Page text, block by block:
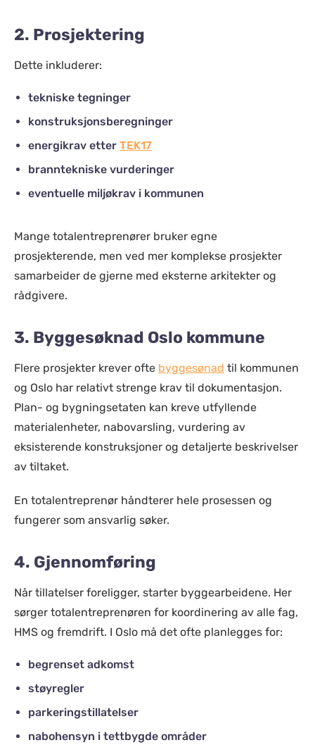
2. Prosjektering
Dette inkluderer:
tekniske tegninger
konstruksjonsberegninger
energikrav etter TEK17
branntekniske vurderinger
eventuelle miljøkrav i kommunen
Mange totalentreprenører bruker egne
prosjekterende, men ved mer komplekse prosjekter
samarbeider de gjerne med eksterne arkitekter og
rådgivere.
3. Byggesøknad Oslo kommune
Flere prosjekter krever ofte byggesønad til kommunen
og Oslo har relativt strenge krav til dokumentasjon.
Plan- og bygningsetaten kan kreve utfyllende
materialenheter, nabovarsling, vurdering av
eksisterende konstruksjoner og detaljerte beskrivelser
av tiltaket.
En totalentreprenør håndterer hele prosessen og
fungerer som ansvarlig søker.
4. Gjennomføring
Når tillatelser foreligger, starter byggearbeidene. Her
sørger totalentreprenøren for koordinering av alle fag,
HMS og fremdrift. I Oslo må det ofte planlegges for:
begrenset adkomst
støyregler
parkeringstillatelser
nabohensyn i tettbygde områder